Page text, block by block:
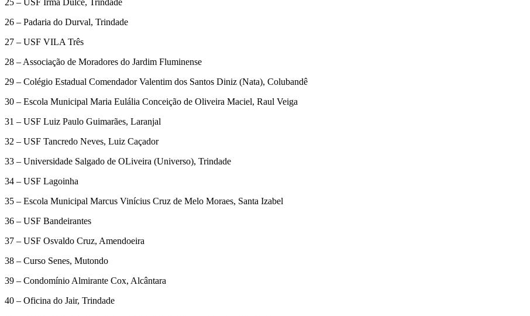
26 – Padaria do Durval, Trindade
27 – USF VILA Três
28 – Associação de Moradores do Jardim Fluminense
29 – Colégio Estadual Comendador Valentim dos Santos Diniz (Nata), Colubandê
30 – Escola Municipal Maria Eulália Conceição de Oliveira Maciel, Raul Veiga
31 – USF Luiz Paulo Guimarães, Laranjal
32 – USF Tancredo Neves, Luiz Caçador
33 – Universidade Salgado de OLiveira (Universo), Trindade
34 – USF Lagoinha
35 – Escola Municipal Marcus Vinícius Cruz de Melo Moraes, Santa Izabel
36 – USF Bandeirantes
37 – USF Osvaldo Cruz, Amendoeira
38 – Curso Senes, Mutondo
39 – Condomínio Almirante Cox, Alcântara
40 – Oficina do Jair, Trindade